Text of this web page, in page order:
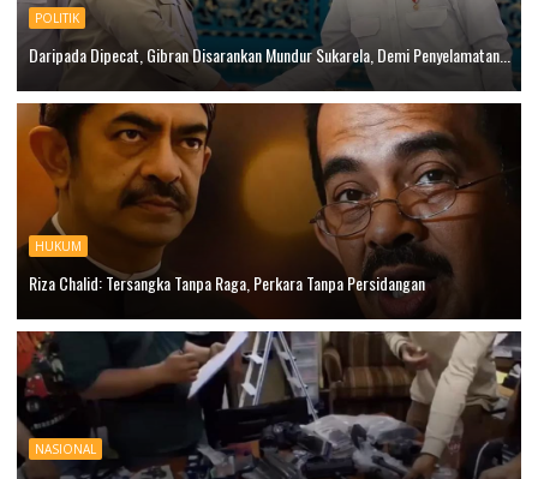
POLITIK
Daripada Dipecat, Gibran Disarankan Mundur Sukarela, Demi Penyelamatan...
HUKUM
Riza Chalid: Tersangka Tanpa Raga, Perkara Tanpa Persidangan
NASIONAL